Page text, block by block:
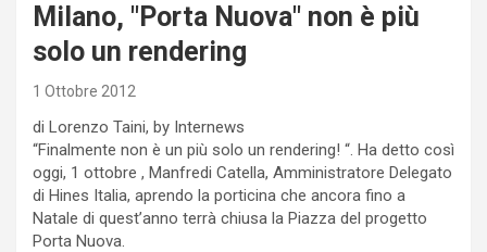
Milano, "Porta Nuova" non è più
solo un rendering
1 Ottobre 2012
di Lorenzo Taini, by Internews
“Finalmente non è un più solo un rendering! “. Ha detto così
oggi, 1 ottobre , Manfredi Catella, Amministratore Delegato
di Hines Italia, aprendo la porticina che ancora fino a
Natale di quest’anno terrà chiusa la Piazza del progetto
Porta Nuova.